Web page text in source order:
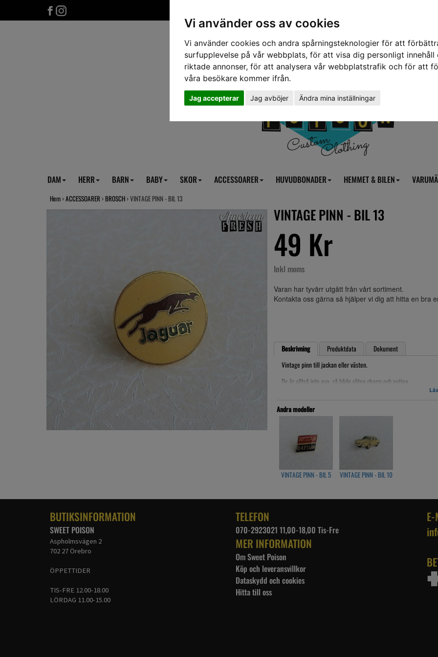
Vi använder oss av cookies
Vi använder cookies och andra spårningsteknologier för att
surfupplevelse på vår webbplats, för att visa dig personligt innehåll
riktade annonser, för att analysera vår webbplatstrafik och för att
våra besökare kommer ifrån.
Jag accepterar Jag avböjer Ändra mina inställningar
DAM HERR BARN BABY SKOR ACCESSOARER HUVUDBONADER HEMMET & BILEN
Hem ›ACCESSOARER › BROSCH › VINTAGE PINN - BIL 13
VINTAGE PINN - BIL 13
49 Kr
Inkl moms
Varan har tyvärr utgått från vårt sortiment.
Kontakta oss gärna så hjälper vi dig att hitta en bra
Beskrivning Produktdata
Dokument
Vintage pinn till jackan eller västen.
De är alltså inte nya, så både sliten charm och patina.
Andra modeller
VINTAGE PINN - BIL 5 VINTAGE PINN - BIL 10
BUTIKSINFORMATION
SWEET POISON
Aspholmsvägen 2
702 27 Örebro
ÖPPETTIDER
TIS-FRE 12.00-18.00
LÖRDAG 11.00-15.00
TELEFON
070-2923021 11,00-18,00 Tis-Fre
MER INFORMATION
Om Sweet Poison
Köp och leveransvillkor
Dataskydd och cookies
Hitta till oss